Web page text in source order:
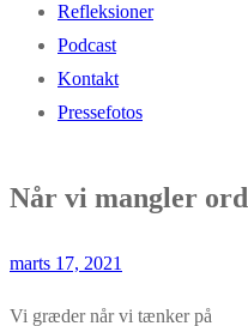
Refleksioner
Podcast
Kontakt
Pressefotos
Når vi mangler ord
marts 17, 2021
Vi græder når vi tænker på